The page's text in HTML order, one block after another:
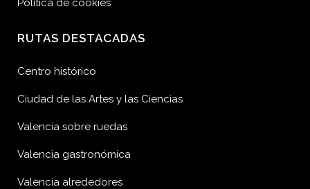
Política de cookies
RUTAS DESTACADAS
Centro histórico
Ciudad de las Artes y las Ciencias
Valencia sobre ruedas
Valencia gastronómica
Valencia alrededores